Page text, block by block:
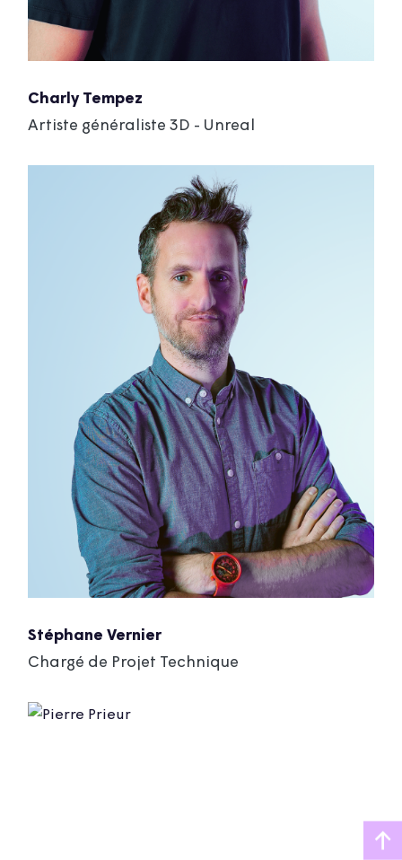
Charly Tempez
Artiste généraliste 3D - Unreal
Stéphane Vernier
Chargé de Projet Technique